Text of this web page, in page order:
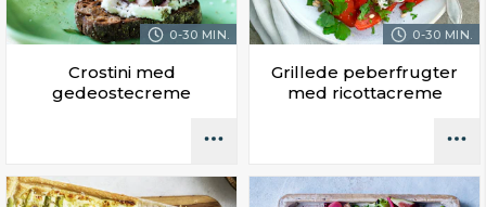
0-30 MIN.
Crostini med
gedeostecreme
0-30 MIN.
Grillede peberfrugter
med ricottacreme